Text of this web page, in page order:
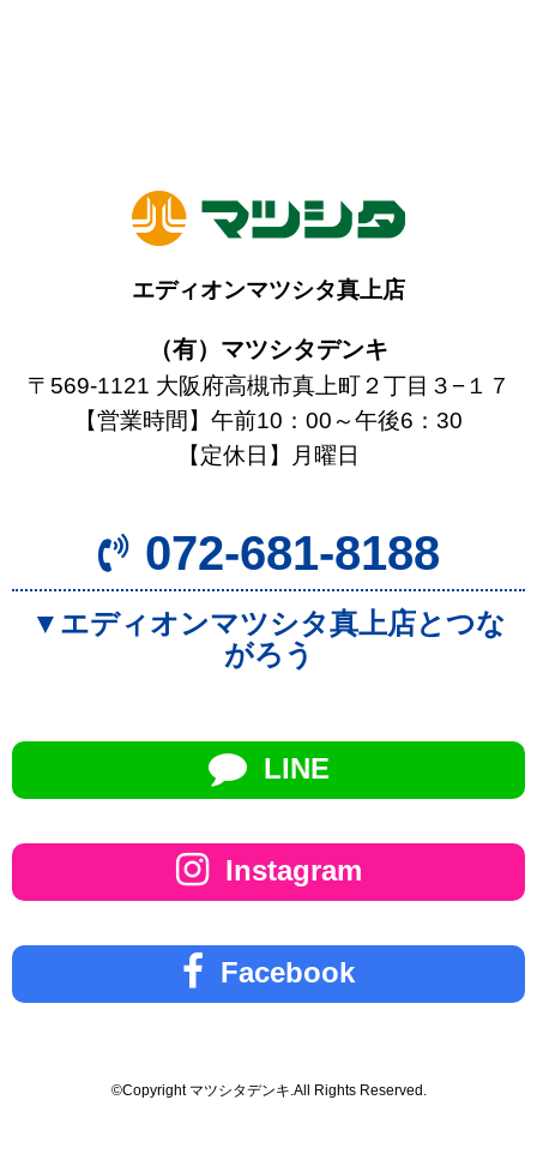
エディオンマツシタ真上店
（有）マツシタデンキ
〒569-1121 大阪府高槻市真上町２丁目３−１７
【営業時間】午前10：00～午後6：30
【定休日】月曜日
072-681-8188
▼エディオンマツシタ真上店とつな
がろう
LINE
Instagram
Facebook
©Copyright マツシタデンキ.All Rights Reserved.